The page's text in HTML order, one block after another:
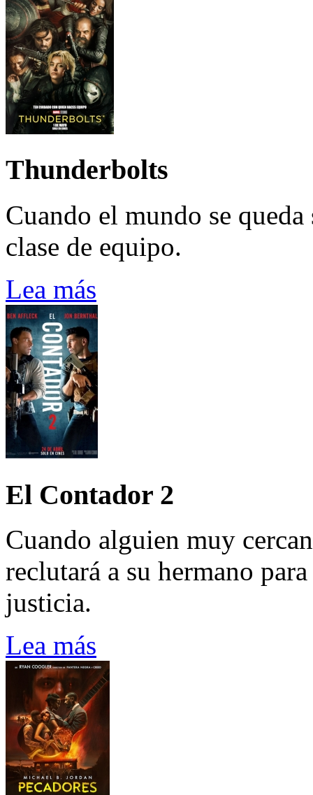
Thunderbolts
Cuando el mundo se
clase de equipo.
Lea más
El Contador 2
Cuando alguien muy
reclutará a su hermano
justicia.
Lea más